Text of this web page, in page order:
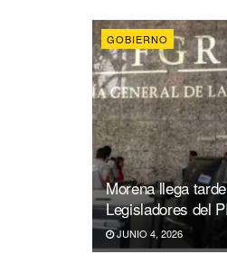
GOBIERNO
Morena llega
Legisladores del
JUNIO 4, 2026